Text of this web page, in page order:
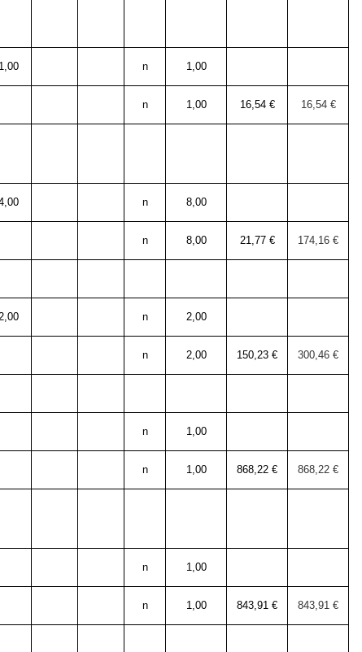
1,00 n 1,00
n 1,00 16,54 € 16,54 €
n 8,00
n 8,00 21,77 € 174,16 €
n 2,00
n 2,00 150,23 € 300,46 €
n 1,00
n 1,00 868,22 € 868,22 €
n 1,00
n 1,00 843,91 € 843,91 €